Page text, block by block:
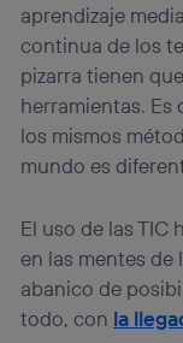
aprendizaje
continua de los
pizarra tienen
herramientas. Es
los mismos
mundo es
El uso de las TIC
en las mentes de
abanico de
todo, con la